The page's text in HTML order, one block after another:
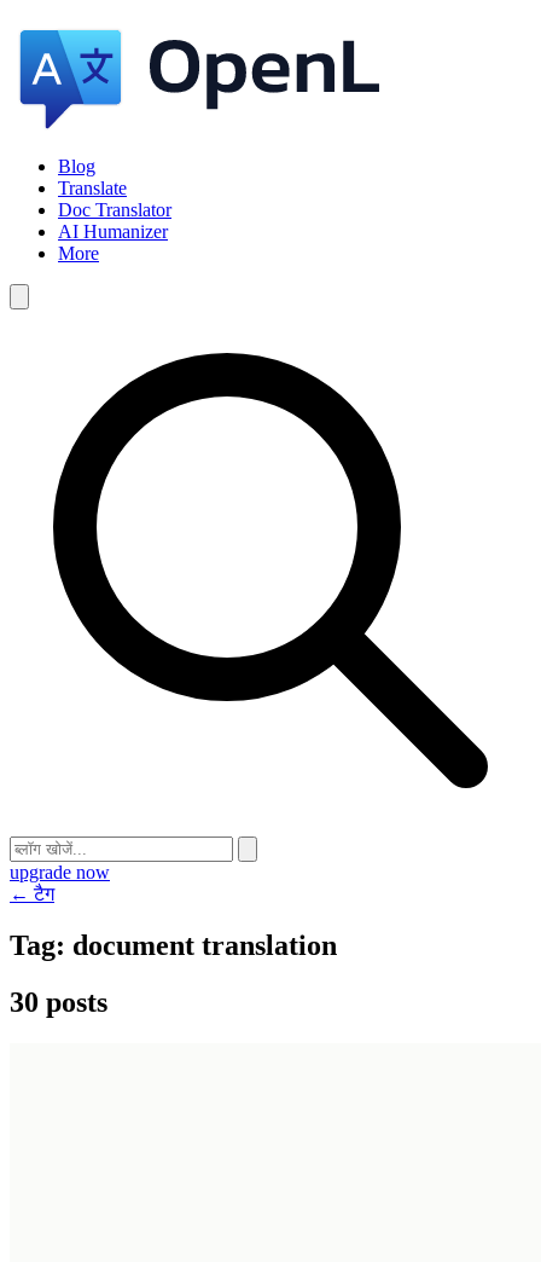
Blog
Translate
Doc Translator
AI Humanizer
More
upgrade now
← टैग
Tag: document translation
30 posts